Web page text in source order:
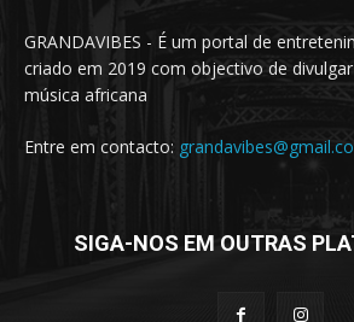
GRANDAVIBES - É um portal de
criado em 2019 com objectivo de
música africana
Entre em contacto:
SIGA-NOS EM OUTRAS